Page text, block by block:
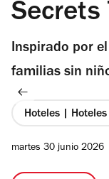
Secrets
Inspirado por
familias sin
Hoteles |
martes 30 junio 2026